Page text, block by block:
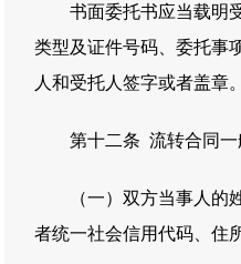
书面委托书应当载明
类型及证件号码、委托事
人和受托人签字或者盖章。
第十二条 流转合同一
（一）双方当事人的
者统一社会信用代码、住